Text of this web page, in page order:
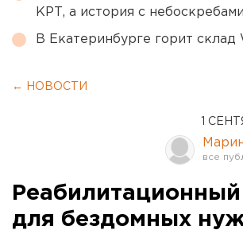
КРТ, а история с
В Екатеринбурге горит склад
← НОВОСТИ
1
для бездомных